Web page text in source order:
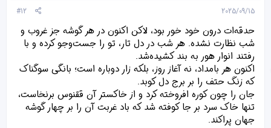
پ
س
ن
د
ه
ا
]
:
2025/09/15
#12
حدقه‌‌ات درون خود خور بود، لاکن اکنون در هر گوشه جز غروب و
شب نظارت نشده. هر شب در دل تار، تو را جست‌وجو کرده‌ و با
رفتند انوار هور به بند کشیده‌‌شد.
اکنون هر بامداد، نه آغاز روز، بلکه زار دوباره است؛ بانگی سوگناک
که زنگ حتف را بر برج‌ دل کوبد.
جان را چون کوره‌ افروخته کرد و از خاکستر آن ققنوس برنخاست،
تنها خاک سرد بر جا کوفته شد که باد غربت آن را بر چهار گوشه‌
جهان پراکند.